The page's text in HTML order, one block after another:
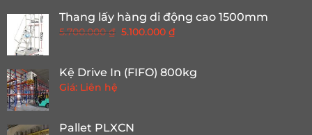
Thang lấy hàng di động cao 1500mm
5.700.000 ₫ Giá
5.700.000 ₫.
5.100.000₫Giá
là:
Kệ Drive In (FIFO) 800kg
Giá: Liên hệ
Pallet PLXCN